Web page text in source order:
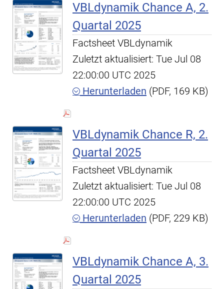
VBLdynamik Chance A, 2.
Quartal 2025
Factsheet VBLdynamik
Zuletzt aktualisiert: Tue Jul 08
22:00:00 UTC 2025
Herunterladen (PDF, 169 KB)
VBLdynamik Chance R, 2.
Quartal 2025
Factsheet VBLdynamik
Zuletzt aktualisiert: Tue Jul 08
22:00:00 UTC 2025
Herunterladen (PDF, 229 KB)
VBLdynamik Chance A, 3.
Quartal 2025